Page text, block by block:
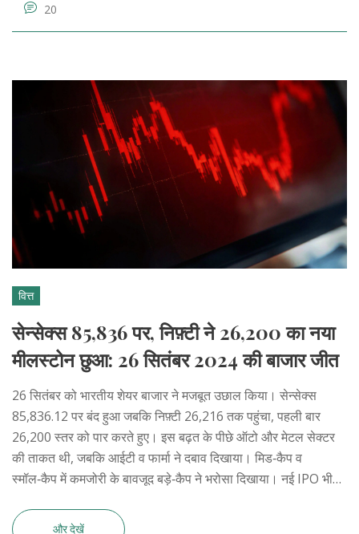
20
वित्त
सेन्सेक्स 85,836 पर, निफ़्टी ने 26,200 का नया
मीलस्टोन छुआ: 26 सितंबर 2024 की बाजार जीत
26 सितंबर को भारतीय शेयर बाजार ने मजबूत उछाल किया। सेन्सेक्स
85,836.12 पर बंद हुआ जबकि निफ़्टी 26,216 तक पहुंचा, पहली बार
26,200 स्तर को पार करते हुए। इस बढ़त के पीछे ऑटो और मेटल सेक्टर
की ताकत थी, जबकि आईटी व फार्मा ने दबाव दिखाया। मिड‑कैप व
स्मॉल‑कैप में कमजोरी के बावजूद बड़े‑कैप ने भरोसा दिखाया। नई IPO भी
और देखें